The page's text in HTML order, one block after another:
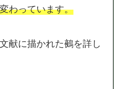
わっています。
献に描かれた鵺を詳し